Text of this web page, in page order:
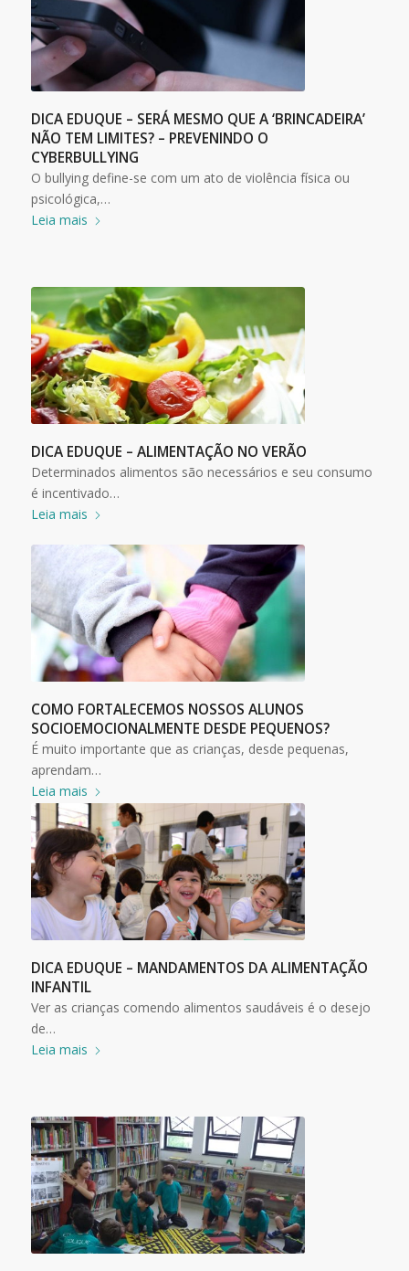
DICA EDUQUE – SERÁ MESMO QUE A ‘BRINCADEIRA’
NÃO TEM LIMITES? – PREVENINDO O
CYBERBULLYING
O bullying define-se com um ato de violência física ou
psicológica,…
Leia mais
DICA EDUQUE – ALIMENTAÇÃO NO VERÃO
Determinados alimentos são necessários e seu consumo
é incentivado…
Leia mais
COMO FORTALECEMOS NOSSOS ALUNOS
SOCIOEMOCIONALMENTE DESDE PEQUENOS?
É muito importante que as crianças, desde pequenas,
aprendam…
Leia mais
DICA EDUQUE – MANDAMENTOS DA ALIMENTAÇÃO
INFANTIL
Ver as crianças comendo alimentos saudáveis é o desejo
de…
Leia mais